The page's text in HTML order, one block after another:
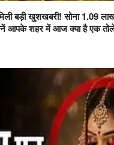
बड़ी खुशखबरी! सोना 1.09
आपके शहर में आज क्या है एक